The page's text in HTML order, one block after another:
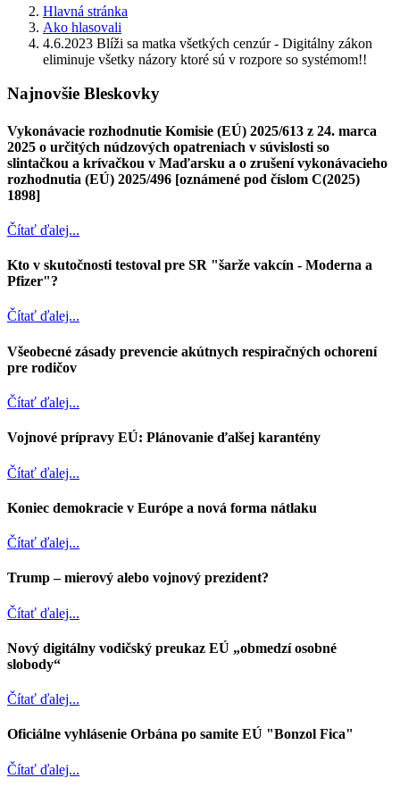
Hlavná stránka
Ako hlasovali
4.6.2023 Blíži sa matka všetkých cenzúr - Digitálny zákon
eliminuje všetky názory ktoré sú v rozpore so systémom!!
Najnovšie Bleskovky
Vykonávacie rozhodnutie Komisie (EÚ) 2025/613 z 24. marca
2025 o určitých núdzových opatreniach v súvislosti so
slintačkou a krívačkou v Maďarsku a o zrušení vykonávacieho
rozhodnutia (EÚ) 2025/496 [oznámené pod číslom C(2025)
1898]
Čítať ďalej...
Kto v skutočnosti testoval pre SR "šarže vakcín - Moderna a
Pfizer"?
Čítať ďalej...
Všeobecné zásady prevencie akútnych respiračných ochorení
pre rodičov
Čítať ďalej...
Vojnové prípravy EÚ: Plánovanie ďalšej karantény
Čítať ďalej...
Koniec demokracie v Európe a nová forma nátlaku
Čítať ďalej...
Trump – mierový alebo vojnový prezident?
Čítať ďalej...
Nový digitálny vodičský preukaz EÚ „obmedzí osobné
slobody“
Čítať ďalej...
Oficiálne vyhlásenie Orbána po samite EÚ "Bonzol Fica"
Čítať ďalej...